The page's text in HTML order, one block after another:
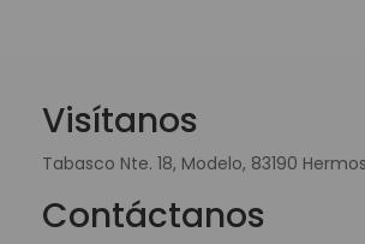
Visítanos
Tabasco Nte. 18, Modelo, 83190
Contáctanos